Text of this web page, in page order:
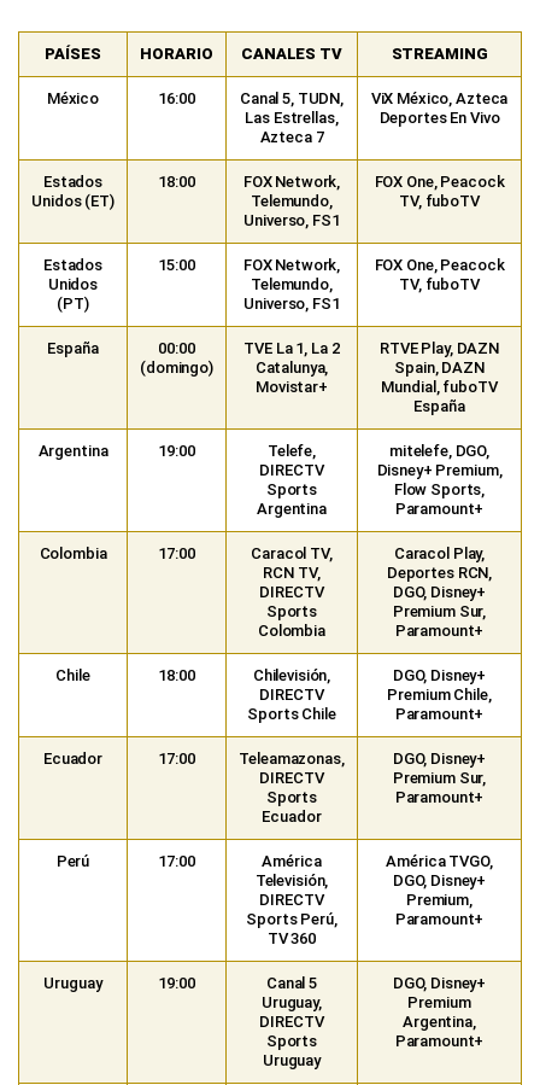
PAÍSES HORARIO CANALES TV STREAMING
México 16:00
Canal 5, TUDN,
Las Estrellas,
Azteca 7
ViX México, Azteca
Deportes En Vivo
Estados
Unidos (ET)
18:00
FOX Network,
Telemundo,
Universo, FS1
FOX One, Peacock
TV, fuboTV
Estados
Unidos
(PT)
15:00
FOX Network,
Telemundo,
Universo, FS1
FOX One, Peacock
TV, fuboTV
España
00:00
(domingo)
TVE La 1, La 2
Catalunya,
Movistar+
RTVE Play, DAZN
Spain, DAZN
Mundial, fuboTV
España
Argentina 19:00
Telefe,
DIRECTV
Sports
Argentina
mitelefe, DGO,
Disney+ Premium,
Flow Sports,
Paramount+
Colombia 17:00
Caracol TV,
RCN TV,
DIRECTV
Sports
Colombia
Caracol Play,
Deportes RCN,
DGO, Disney+
Premium Sur,
Paramount+
Chile 18:00
Chilevisión,
DIRECTV
Sports Chile
DGO, Disney+
Premium Chile,
Paramount+
Ecuador 17:00
Teleamazonas,
DIRECTV
Sports
Ecuador
DGO, Disney+
Premium Sur,
Paramount+
Perú 17:00
América
Televisión,
DIRECTV
Sports Perú,
TV 360
América TVGO,
DGO, Disney+
Premium,
Paramount+
Uruguay 19:00
Canal 5
Uruguay,
DIRECTV
Sports
Uruguay
DGO, Disney+
Premium
Argentina,
Paramount+